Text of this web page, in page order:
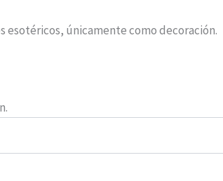
esotéricos, únicamente como decoración.